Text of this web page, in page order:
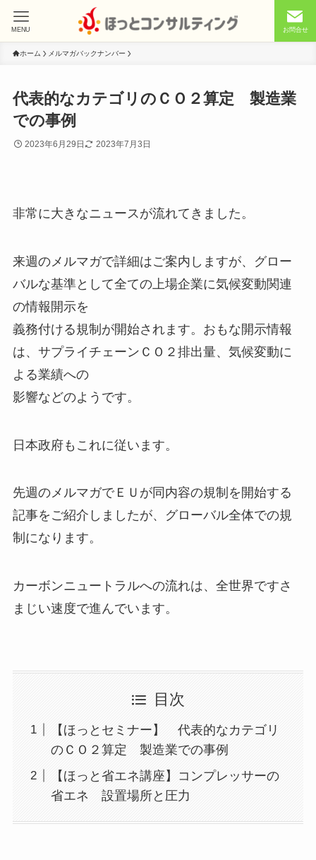
お問合せ
MENU
ホーム メルマガバックナンバー
代表的なカテゴリのＣＯ２算定 製造業
での事例
2023年6月29日 2023年7月3日
非常に大きなニュースが流れてきました。
来週のメルマガで詳細はご案内しますが、グロー
バルな基準として全ての上場企業に気候変動関連
の情報開示を
義務付ける規制が開始されます。おもな開示情報
は、サプライチェーンＣＯ２排出量、気候変動に
よる業績への
影響などのようです。
日本政府もこれに従います。
先週のメルマガでＥＵが同内容の規制を開始する
記事をご紹介しましたが、グローバル全体での規
制になります。
カーボンニュートラルへの流れは、全世界ですさ
まじい速度で進んでいます。
目次
【ほっとセミナー】 代表的なカテゴリ
のＣＯ２算定 製造業での事例
【ほっと省エネ講座】コンプレッサーの
省エネ 設置場所と圧力